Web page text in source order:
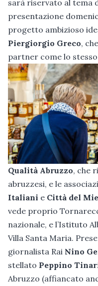
sarà riservato al tema
presentazione
progetto ambizioso
Piergiorgio Greco,
partner come lo
Qualità Abruzzo, che
abruzzesi, e le
Italiani e Città del
vede proprio
nazionale, e l’Istituto
Villa Santa Maria.
giornalista Rai Nino
stellato Peppino
Abruzzo (affiancato